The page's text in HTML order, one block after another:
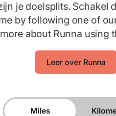
je doelsplits. Schakel
by following one of
about Runna using
Leer over Runna
Miles